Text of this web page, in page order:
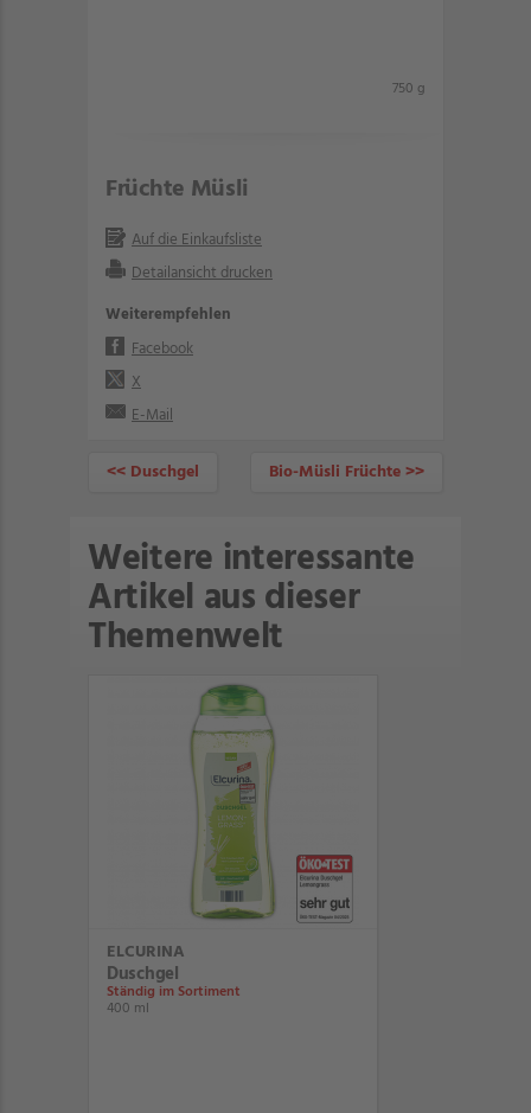
750 g
Früchte Müsli
Auf die Einkaufsliste
Detailansicht drucken
Weiterempfehlen
Facebook
X
E-Mail
<< Duschgel Bio-Müsli Früchte >>
Weitere interessante
Artikel aus dieser
Themenwelt
ELCURINA
Duschgel
Ständig im Sortiment
400 ml